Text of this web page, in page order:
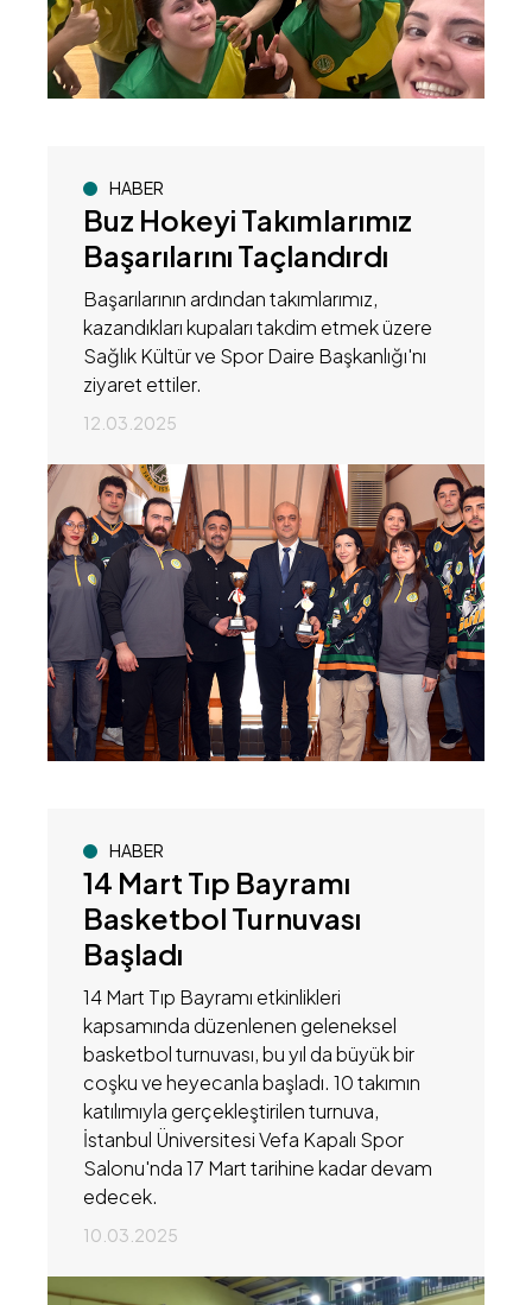
HABER
Buz Hokeyi Takımlarımız
Başarılarını Taçlandırdı
Başarılarının ardından takımlarımız,
kazandıkları kupaları takdim etmek üzere
Sağlık Kültür ve Spor Daire Başkanlığı'nı
ziyaret ettiler.
12.03.2025
HABER
14 Mart Tıp Bayramı
Basketbol Turnuvası
Başladı
14 Mart Tıp Bayramı etkinlikleri
kapsamında düzenlenen geleneksel
basketbol turnuvası, bu yıl da büyük bir
coşku ve heyecanla başladı. 10 takımın
katılımıyla gerçekleştirilen turnuva,
İstanbul Üniversitesi Vefa Kapalı Spor
Salonu'nda 17 Mart tarihine kadar devam
edecek.
10.03.2025